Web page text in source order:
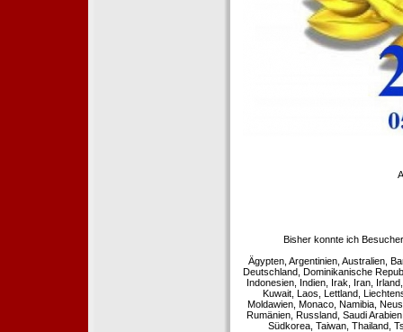
Bisher konnte ich
Ägypten, Argentinien, Australien,
Deutschland, Dominikanische
Indonesien, Indien, Irak, Iran,
Kuwait, Laos, Lettland,
Moldawien, Monaco, Namibia,
Rumänien, Russland, Saudi
Südkorea, Taiwan, Thailand,